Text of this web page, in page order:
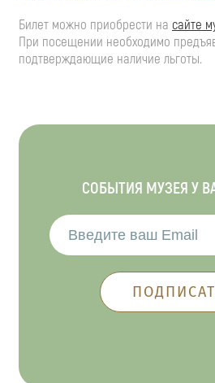
Билет можно приобрести на сайте
При посещении необходимо
подтверждающие наличие льготы.
СОБЫТИЯ МУЗЕЯ У